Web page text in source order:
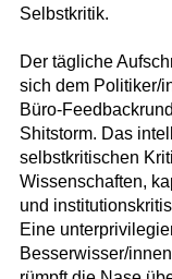
Selbstkritik.
Der tägliche
sich dem Politiker/
Büro-
Shitstorm. Das
selbstkritischen
Wissenschaften,
und
Eine
Besserwisser/